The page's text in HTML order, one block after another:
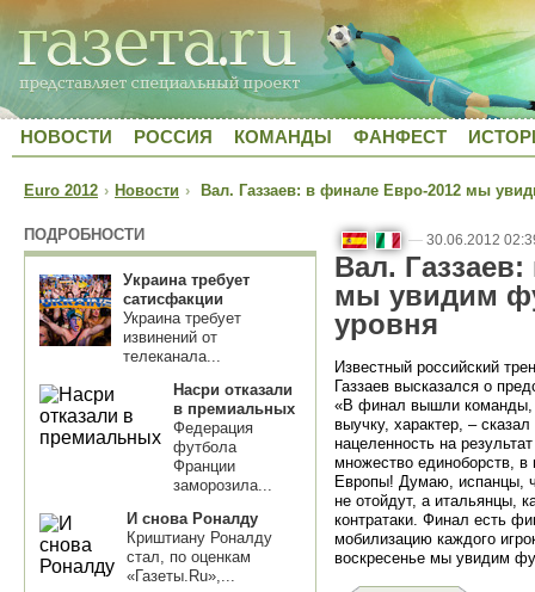
НОВОСТИ РОССИЯ КОМАНДЫ ФАНФЕСТ
Euro 2012 › Новости › Вал. Газзаев: в финале Евро-2012 мы
ПОДРОБНОСТИ
Украина требует
сатисфакции
Украина требует
извинений от
телеканала...
Насри отказали
в премиальных
Федерация
футбола
Франции
заморозила...
И снова Роналду
Криштиану Роналду
стал, по оценкам
«Газеты.Ru»,...
— 30.06.2012
Вал.
мы увидим
уровня
Известный российский
Газзаев высказался о
«В финал вышли команды,
выучку, характер, –
нацеленность на
множество единоборств,
Европы! Думаю, испанцы,
не отойдут, а итальянцы,
контратаки. Финал есть
мобилизацию каждого
воскресенье мы увидим